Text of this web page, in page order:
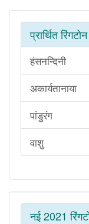
प्रार्थित रिंगटोन
हंसनन्दिनी
अकार्यतानाया
पांडुरंग
वाशु
नई 2021